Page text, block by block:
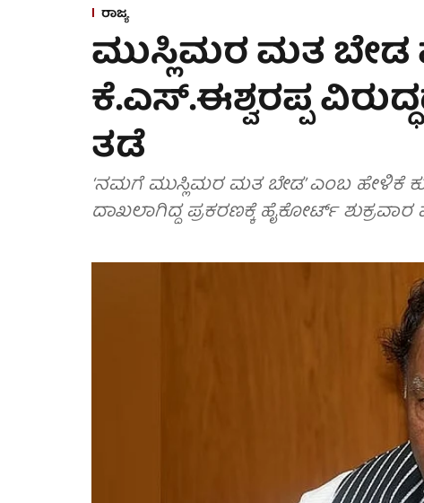
ರಾಜ್ಯ
ಮುಸ್ಲಿಮರ ಮತ
ಕೆ.ಎಸ್.ಈಶ್ವರಪ್ಪ
ತಡೆ
‘ನಮಗೆ ಮುಸ್ಲಿಮರ ಮತ ಬೇಡ’ ಎಂಬ ಹೇಳಿಕೆ
ದಾಖಲಾಗಿದ್ದ ಪ್ರಕರಣಕ್ಕೆ ಹೈಕೋರ್ಟ್